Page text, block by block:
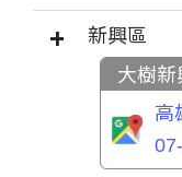
新興區
大樹
高